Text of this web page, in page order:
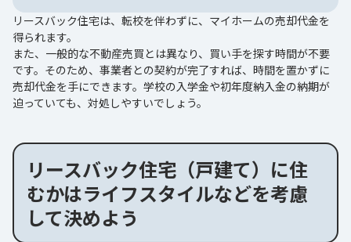
リースバック住宅は、転校を伴わずに、マイホームの売却代金を
得られます。
また、一般的な不動産売買とは異なり、買い手を探す時間が不要
です。そのため、事業者との契約が完了すれば、時間を置かずに
売却代金を手にできます。学校の入学金や初年度納入金の納期が
迫っていても、対処しやすいでしょう。
リースバック住宅（戸建て）に住
むかはライフスタイルなどを考慮
して決めよう